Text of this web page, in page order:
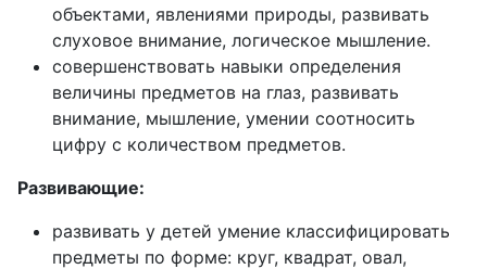
объектами, явлениями природы, развивать
слуховое внимание, логическое мышление.
совершенствовать навыки определения
величины предметов на глаз, развивать
внимание, мышление, умении соотносить
цифру с количеством предметов.
Развивающие:
развивать у детей умение классифицировать
предметы по форме: круг, квадрат, овал,